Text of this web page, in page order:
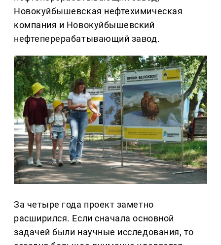
Новокуйбышевская нефтехимическая
компания и Новокуйбышевский
нефтеперерабатывающий завод.
За четыре года проект заметно
расширился. Если сначала основной
задачей были научные исследования, то